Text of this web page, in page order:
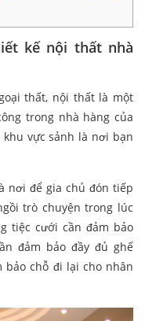
kế nội thất nhà
thất, nội thất là một
trong nhà hàng của
vực sảnh là nơi bạn
nơi để gia chủ đón tiếp
trò chuyện trong lúc
tiệc cưới cần đảm bảo
đảm bảo đầy đủ ghế
bảo chỗ đi lại cho nhân